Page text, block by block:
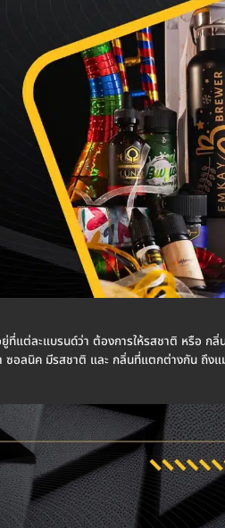
ที่แต่ละแบรนด์ว่า ต้องการให้รสชาติ หรือ กลิ่
อลนิค มีรสชาติ และ กลิ่นที่แตกต่างกัน ถึงแ